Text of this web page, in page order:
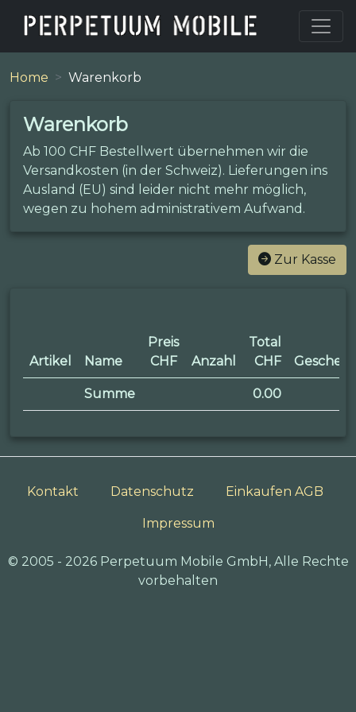
Home Warenkorb
Warenkorb
Ab 100 CHF Bestellwert übernehmen wir die
Versandkosten (in der Schweiz). Lieferungen ins
Ausland (EU) sind leider nicht mehr möglich,
wegen zu hohem administrativem Aufwand.
Zur Kasse
Artikel Name
Preis
CHF
Anzahl
Total
CHF
Summe 0.00
Kontakt Datenschutz Einkaufen AGB
Impressum
© 2005 - 2026 Perpetuum Mobile GmbH, Alle Rechte
vorbehalten